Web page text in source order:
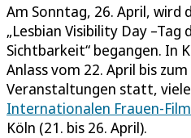
Am Sonntag, 26. April,
„Lesbian Visibility Day –Tag
Sichtbarkeit“ begangen. In
Anlass vom 22. April bis
Veranstaltungen statt,
Internationalen Frauen-
Köln (21. bis 26. April).